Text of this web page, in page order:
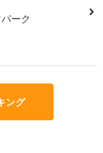
ーク
ング